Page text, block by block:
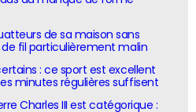
de sa maison sans
fil particulièrement malin
: ce sport est excellent
minutes régulières suffisent
Charles III est catégorique :